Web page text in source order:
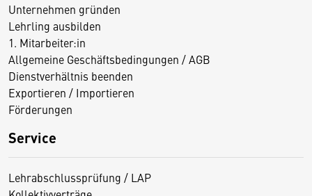
Unternehmen gründen
Lehrling ausbilden
1. Mitarbeiter:in
Allgemeine Geschäftsbedingungen / AGB
Dienstverhältnis beenden
Exportieren / Importieren
Förderungen
Service
Lehrabschlussprüfung / LAP